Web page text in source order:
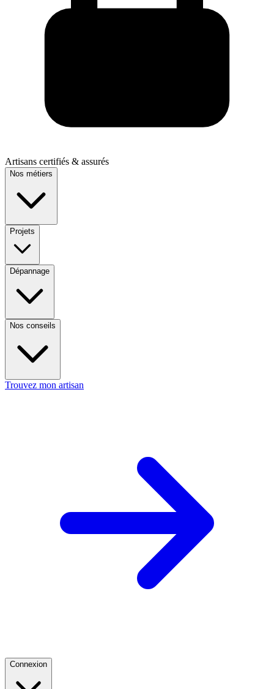
Artisans certifiés & assurés
Nos métiers
Projets
Dépannage
Nos conseils
Trouvez mon artisan
Connexion